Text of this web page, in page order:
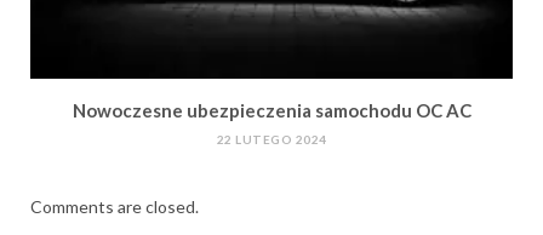
Nowoczesne ubezpieczenia samochodu OC AC
22 LUTEGO 2024
Comments are closed.